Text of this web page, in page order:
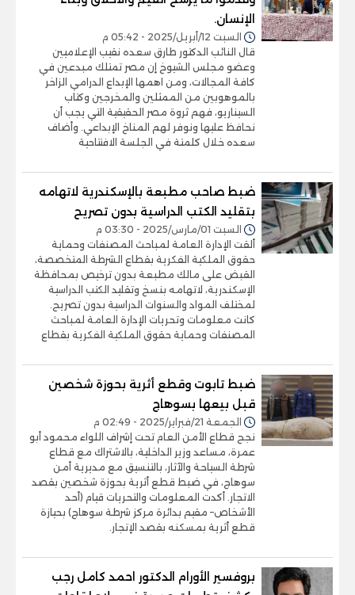
الإنسان.
السبت 12/أبريل/2025 - 05:42 م
قال النائب الدكتور طارق سعده نقيب الإعلاميين
وعضو مجلس الشيوخ إن مصر تمتلك مبدعين في
كافة المجالات، ومن اهمها الإبداع الدرامي الزاخر
بالموهوبين من الممثلين والمخرجين وكتاب
السيناريو، فهم ثروة مصر الحقيقية التي يجب أن
نحافظ عليها ونوفر لهم المناخ الإبداعي. وأضاف
سعده خلال كلمتة في الجلسة الافتتاحية
ضبط صاحب مطبعة بالإسكندرية لاتهامه
بتقليد الكتب الدراسية بدون تصريح
السبت 01/مارس/2025 - 03:30 م
ألقت الإدارة العامة لمباحث المصنفات وحماية
حقوق الملكية الفكرية بقطاع الشرطة المتخصصة،
القبض على مالك مطبعة بدون ترخيص بمحافظة
الإسكندرية، لاتهامه بنسخ وتقليد الكتب الدراسية
لمختلف المواد والسنوات الدراسية بدون تصريح.
كانت معلومات وتحريات الإدارة العامة لمباحث
المصنفات وحماية حقوق الملكية الفكرية بقطاع
ضبط تابوت وقطع أثرية بحوزة شخصين
قبل بيعها بسوهاج
الجمعة 21/فبراير/2025 - 02:49 م
نجح قطاع الأمن العام تحت إشراف اللواء محمود أبو
عمرة، مساعد وزير الداخلية، بالاشتراك مع قطاع
شرطة السياحة والآثار، بالتنسيق مع مديرية أمن
سوهاج، في ضبط قطع أثرية بحوزة شخصين بقصد
الاتجار. أكدت المعلومات والتحريات قيام (أحد
الأشخاص– مقيم بدائرة مركز شرطة سوهاج) بحيازة
قطع أثرية بمسكنه بقصد الإتجار.
بروفسير الأورام الدكتور احمد كامل رجب